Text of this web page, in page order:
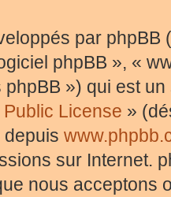
par phpBB
phpBB », «
phpBB ») qui est
License »
depuis
sur Internet.
nous acceptons